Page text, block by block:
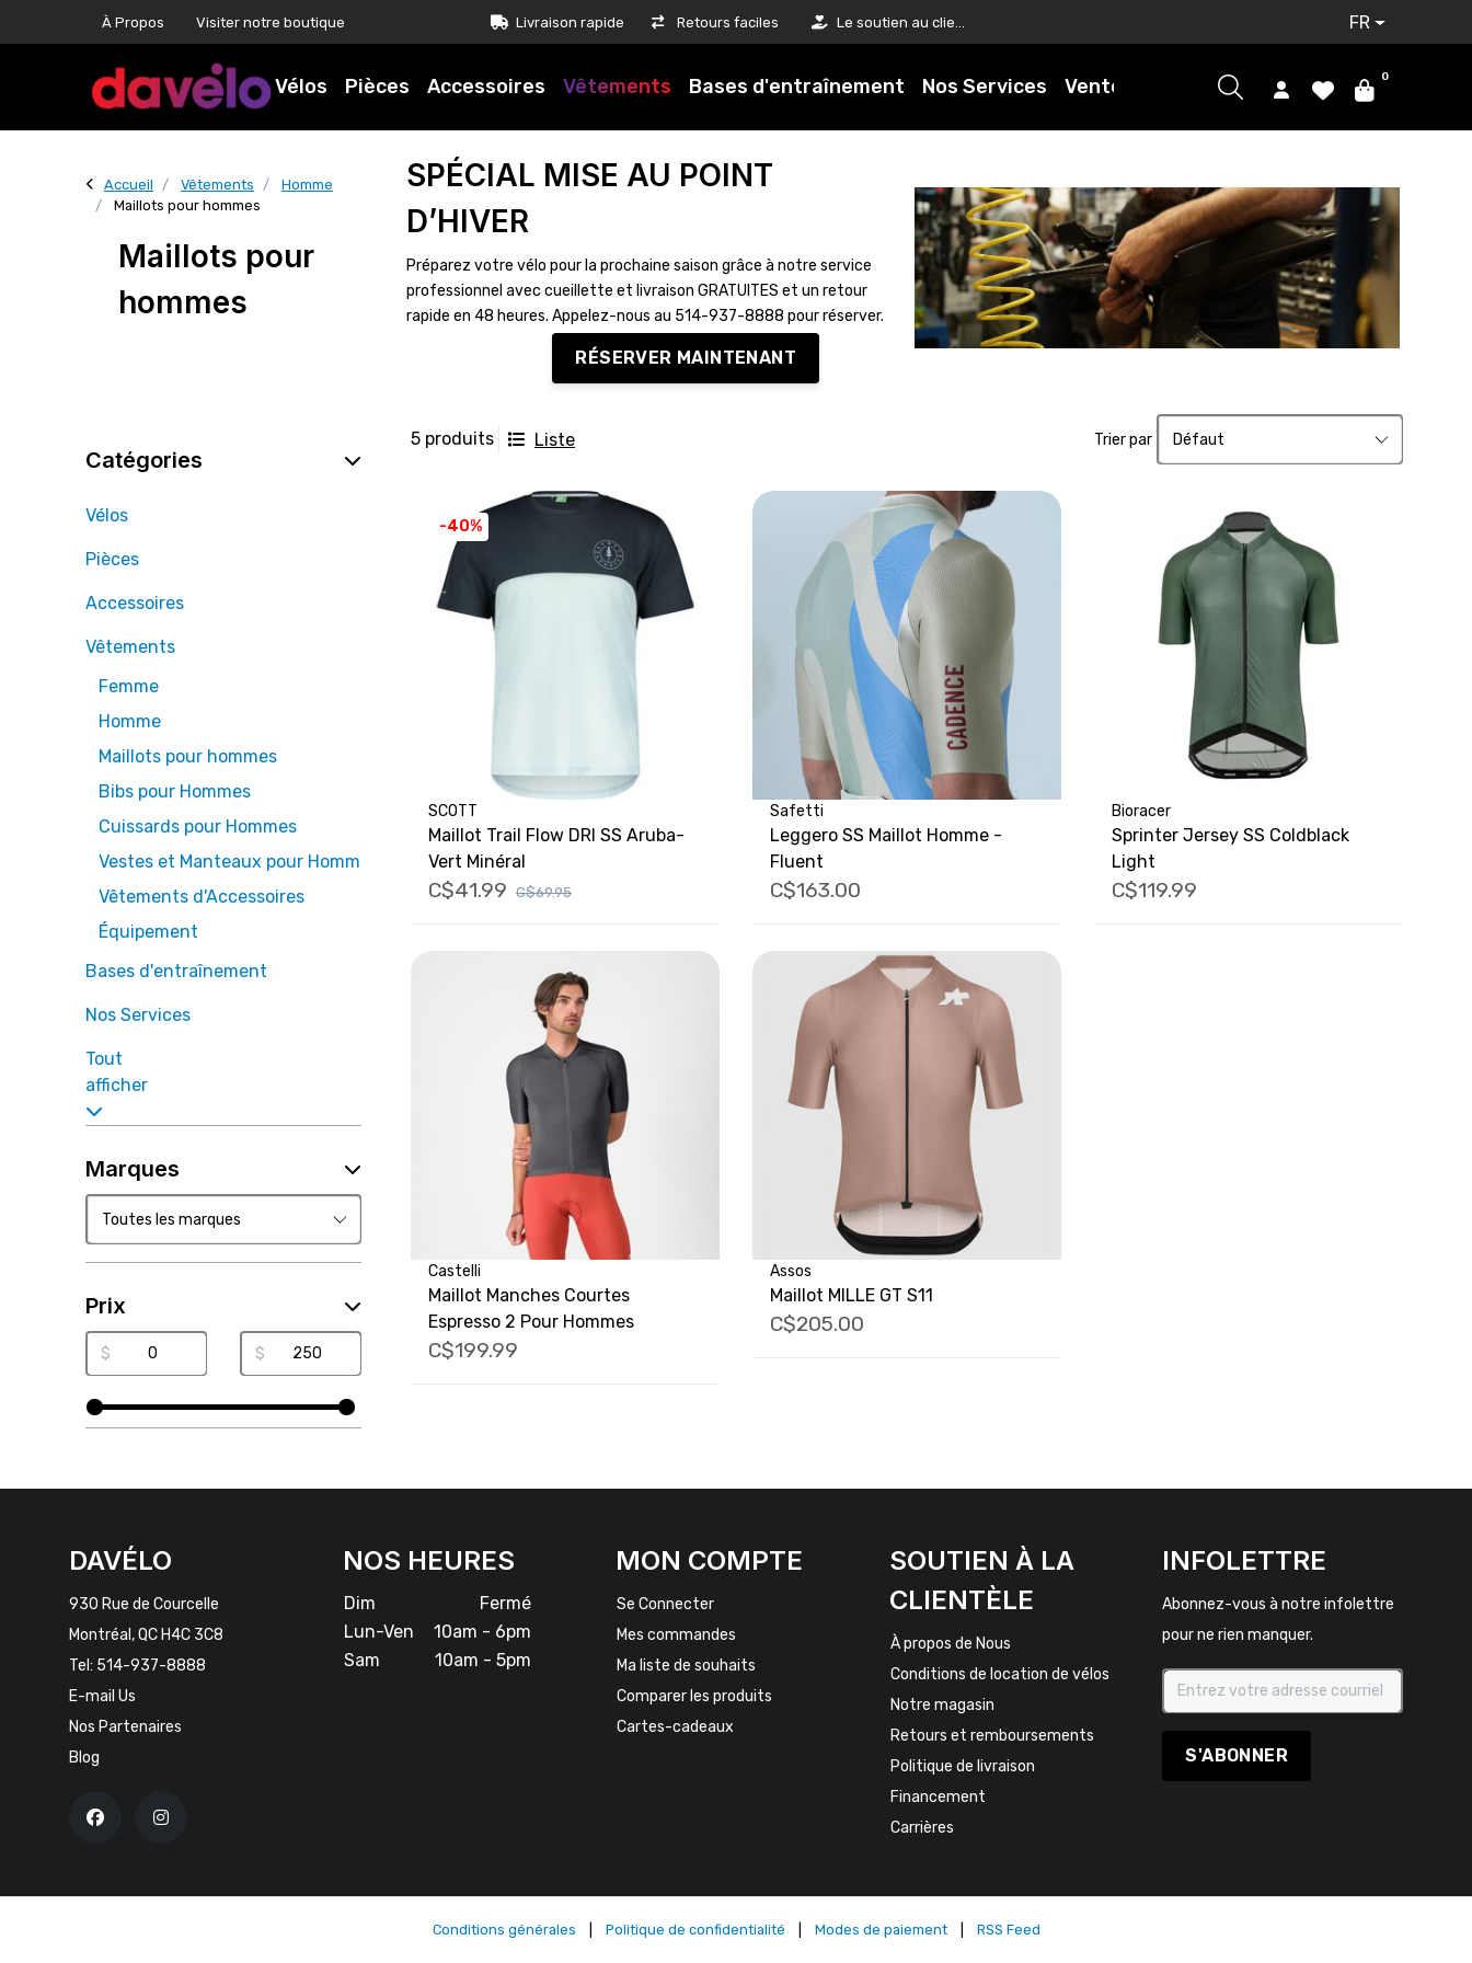
À Propos Visiter notre boutique Livraison rapide Retours faciles Le soutien au client est notre priorité FR
Vélos Pièces Accessoires Vêtements Bases d'entraînement Nos Services Ventes 0
Accueil Vêtements
Homme
Maillots pour hommes
Maillots pour
hommes
SPÉCIAL MISE AU POINT
D’HIVER
Préparez votre vélo pour la prochaine saison grâce à notre service
professionnel avec cueillette et livraison GRATUITES et un retour
rapide en 48 heures. Appelez-nous au 514-937-8888 pour réserver.
RÉSERVER MAINTENANT
5 produits Liste Trier par
-40%
SCOTT
Maillot Trail Flow DRI SS Aruba-
Vert Minéral
C$41.99 C$69.95
Safetti
Leggero SS Maillot Homme -
Fluent
C$163.00
Bioracer
Sprinter Jersey SS Coldblack
Light
C$119.99
Castelli
Maillot Manches Courtes
Espresso 2 Pour Hommes
C$199.99
Assos
Maillot MILLE GT S11
C$205.00
Catégories
Vélos
Pièces
Accessoires
Vêtements
Femme
Homme
Maillots pour hommes
Bibs pour Hommes
Cuissards pour Hommes
Vestes et Manteaux pour Hommes
Vêtements d'Accessoires
Équipement
Bases d'entraînement
Nos Services
Tout
afficher
Marques
Prix
$ $
INSTAGRAM
DAVÉLO
930 Rue de Courcelle
Montréal, QC H4C 3C8
Tel: 514-937-8888
E-mail Us
Nos Partenaires
Blog
NOS HEURES
Dim
Fermé
Lun-Ven
10am - 6pm
Sam
10am - 5pm
MON COMPTE
Se Connecter
Mes commandes
Ma liste de souhaits
Comparer les produits
Cartes-cadeaux
SOUTIEN À LA
CLIENTÈLE
À propos de Nous
Conditions de location de vélos
Notre magasin
Retours et remboursements
Politique de livraison
Financement
Carrières
INFOLETTRE
Abonnez-vous à notre infolettre
pour ne rien manquer.
S'ABONNER
Conditions générales Politique de confidentialité Modes de paiement RSS Feed